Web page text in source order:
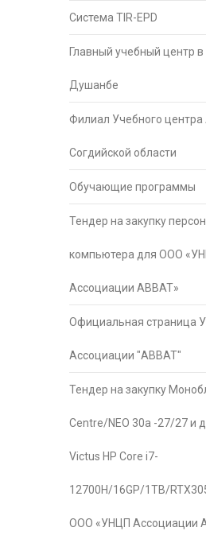
Система TIR-EPD
Главный учебный центр в
Душанбе
Филиал Учебного центра
Согдийской области
Обучающие программы
Тендер на закупку
компьютера для ООО
Ассоциации АВВАТ»
Официальная страница
Ассоциации "АВВАТ"
Тендер на закупку
Centre/NEO 30a -27/27 и
Victus HP Core i7-
12700H/16GP/1TB/
ООО «УНЦП Ассоциации